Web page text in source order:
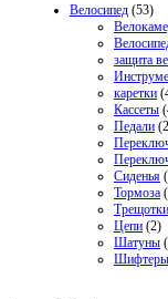
Велосипед (53)
защита
каретки
Кассеты
Педали
Сиденья
Тормоза
Трещотки
Цепи (2)
Шатуны
Шифтеры